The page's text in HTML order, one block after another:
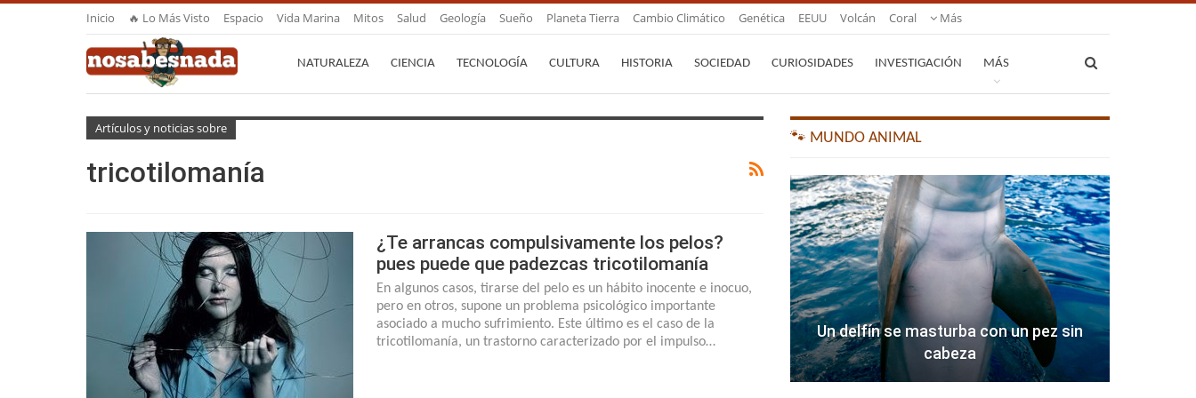
Inicio 🔥 Lo Más Visto Espacio Vida Marina Mitos Salud Geología Sueño Planeta Tierra Cambio Climático Genética EEUU Volcán Coral Más
NATURALEZA CIENCIA TECNOLOGÍA CULTURA HISTORIA SOCIEDAD CURIOSIDADES INVESTIGACIÓN MÁS
Artículos y noticias sobre
tricotilomanía
¿Te arrancas compulsivamente los pelos?
pues puede que padezcas tricotilomanía
En algunos casos, tirarse del pelo es un hábito inocente e inocuo,
pero en otros, supone un problema psicológico importante
asociado a mucho sufrimiento. Este último es el caso de la
tricotilomanía, un trastorno caracterizado por el impulso…
🐾 MUNDO ANIMAL
Un delfín se masturba con un pez sin
cabeza